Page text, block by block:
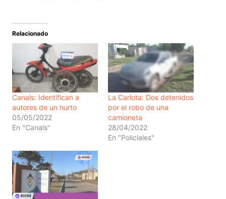
Relacionado
Canals: Identifican a
autores de un hurto
05/05/2022
En "Canals"
La Carlota: Dos detenidos
por el robo de una
camioneta
28/04/2022
En "Policiales"